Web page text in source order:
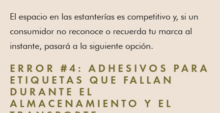
El espacio en las estanterías es competitivo y, si un
consumidor no reconoce o recuerda tu marca al
instante, pasará a la siguiente opción.
ERROR #4: ADHESIVOS PARA
ETIQUETAS QUE FALLAN
DURANTE EL
ALMACENAMIENTO Y EL